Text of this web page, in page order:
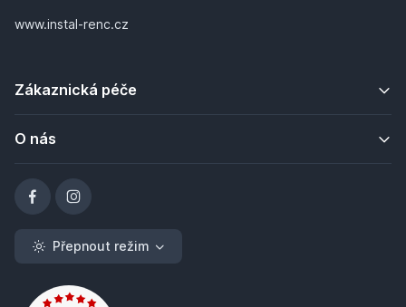
www.instal-renc.cz
Zákaznická péče
O nás
Přepnout režim